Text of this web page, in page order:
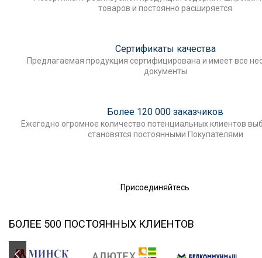
товаров и постоянно расширяется
Сертификаты качества
Предлагаемая продукция сертифицирована и имеет все
документы
Более 120 000 заказчиков
Ежегодно огромное количество потенциальных клиентов
становятся постоянными Покупателями
Присоединяйтесь
БОЛЕЕ 500 ПОСТОЯННЫХ КЛИЕНТОВ